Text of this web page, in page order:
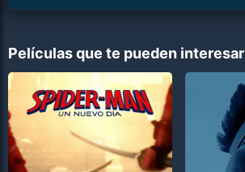
Películas que te pueden interesar